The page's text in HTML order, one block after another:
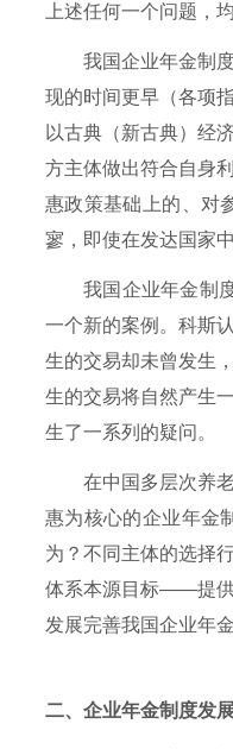
上述任何一个问题，
我国企业年金制
现的时间更早（各项
以古典（新古典）经
方主体做出符合自身
惠政策基础上的、对
寥，即使在发达国家
我国 企业年金制
一个新的案例 。科斯
生的交易却未曾发生
生的交易将自然产生
生了一系列的疑问。
在中国多层次养
惠为核心的企业年金
为？不同主体的选择
体系本源目标——提供
发展完善我国企业年
二、企业年金制度发